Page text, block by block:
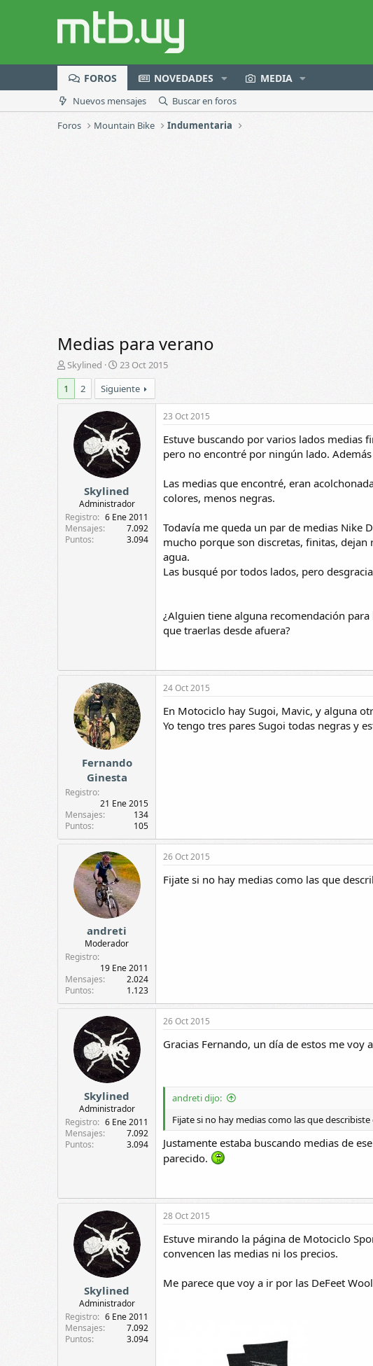
FOROS NOVEDADES MEDIA
Nuevos mensajes
Buscar en foros
Foros
Mountain Bike Indumentaria
Medias para verano
A
u
t
o
Skylined
F
e
c
h
a
d
e
i
n
i
c
i
o
23 Oct 2015
1
2 Siguiente
Skylined
Administrador
Registro
6 Ene 2011
Mensajes
7.092
Puntos
3.094
23 Oct 2015
Estuve buscando por varios lados medias
pero no encontré por ningún lado.
Las medias que encontré, eran
colores, menos negras.
Todavía me queda un par de medias Nike
mucho porque son discretas, finitas,
agua.
Las busqué por todos lados, pero
¿Alguien tiene alguna recomendación
que traerlas desde afuera?
Fernando
Ginesta
Registro
21 Ene 2015
Mensajes
134
Puntos
105
24 Oct 2015
En Motociclo hay Sugoi, Mavic, y alguna
Yo tengo tres pares Sugoi todas negras y
andreti
Moderador
Registro
19 Ene 2011
Mensajes
2.024
Puntos
1.123
26 Oct 2015
Fijate si no hay medias como las que
Skylined
Administrador
Registro
6 Ene 2011
Mensajes
7.092
Puntos
3.094
26 Oct 2015
Gracias Fernando, un día de estos me
andreti dijo:
Fijate si no hay medias como las que
Justamente estaba buscando medias de
parecido.
Skylined
Administrador
Registro
6 Ene 2011
Mensajes
7.092
Puntos
3.094
28 Oct 2015
Estuve mirando la página de Motociclo
convencen las medias ni los precios.
Me parece que voy a ir por las DeFeet